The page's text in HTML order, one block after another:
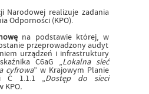
Narodowej realizuje zadania
Odporności (KPO).
na podstawie której, w
przeprowadzony audyt
urządzeń i infrastruktury
C6aG „Lokalna sieć
cyfrowa” w Krajowym Planie
C 1.1.1 „Dostęp do sieci
KPO.